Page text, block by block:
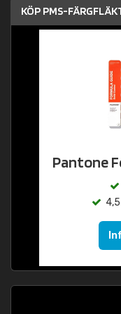
KÖP PMS-
Pantone